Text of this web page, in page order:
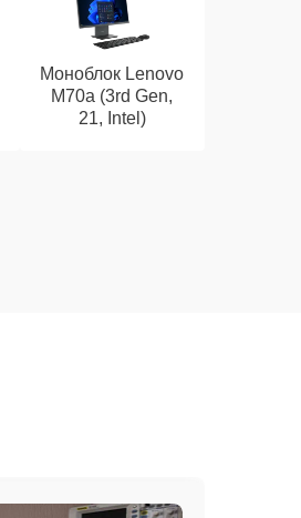
Моноблок Lenovo
M70a (3rd Gen,
21, Intel)